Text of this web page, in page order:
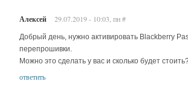
Алексей 29.07.2019 - 10:03, пн#
Добрый день, нужно активировать Blackberry
перепрошивки.
Можно это сделать у вас и сколько будет
ответить